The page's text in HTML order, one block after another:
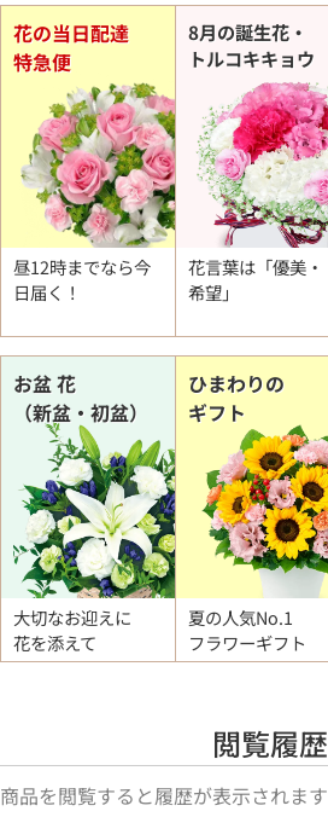
花の当日配達
特急便
昼12時までなら今
日届く！
8月の誕生花・
トルコキキョウ
花言葉は「優美・
希望」
お盆 花
（新盆・初盆）
大切なお迎えに
花を添えて
ひまわりの
ギフト
夏の人気No.1
フラワーギフト
閲覧履歴
商品を閲覧すると履歴が表示されます